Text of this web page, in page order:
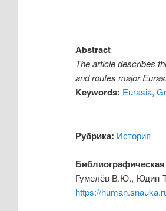
Abstract
The article describes
and routes major
Keywords: Eurasia,
Рубрика: История
Гумелёв В.Ю., Юдин
https://